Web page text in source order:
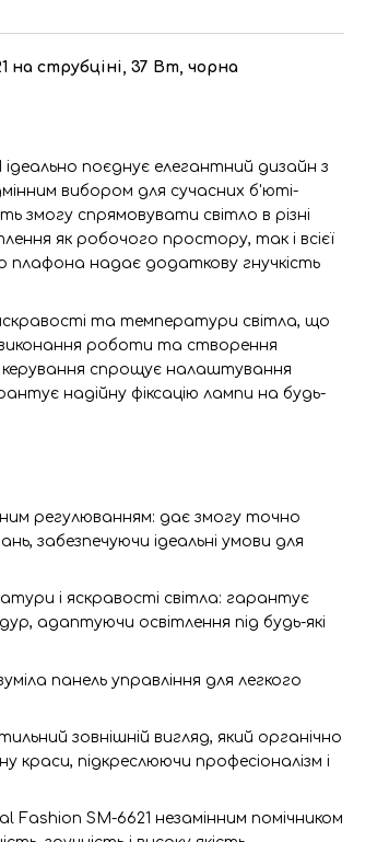
на струбціні, 37 Вт, чорна
поєднує елегантний дизайн з
вибором для сучасних б'юті-
змогу спрямовувати світло в різні
як робочого простору, так і всієї
плафона надає додаткову гнучкість
та температури світла, що
роботи та створення
спрощує налаштування
надійну фіксацію лампи на будь-
регулюванням: дає змогу точно
забезпечуючи ідеальні умови для
і яскравості світла: гарантує
адаптуючи освітлення під будь-які
панель управління для легкого
зовнішній вигляд, який органічно
краси, підкреслюючи професіоналізм і
SM-6621 незамінним помічником